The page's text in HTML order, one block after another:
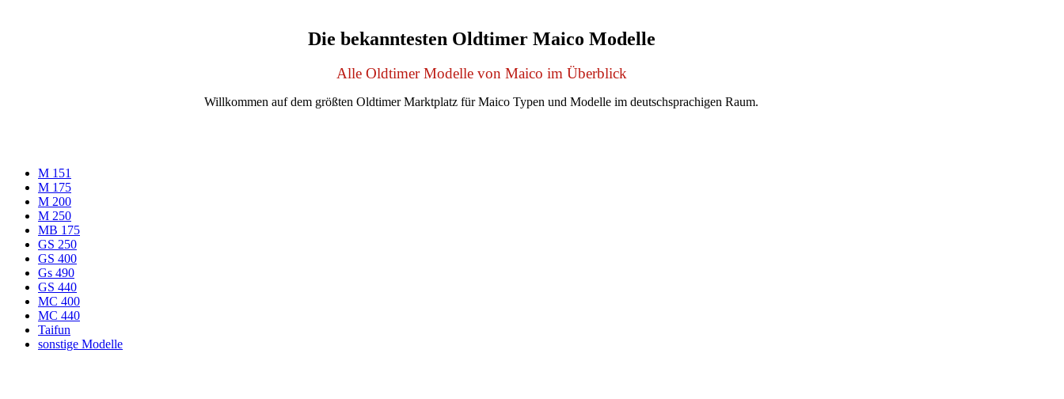
Die bekanntesten Oldtimer Maico Modelle
Alle Oldtimer Modelle von Maico im Überblick
Willkommen auf dem größten Oldtimer Marktplatz für Maico Typen und Modelle im deutschsprachigen Raum.
M 151
M 175
M 200
M 250
MB 175
GS 250
GS 400
Gs 490
GS 440
MC 400
MC 440
Taifun
sonstige Modelle